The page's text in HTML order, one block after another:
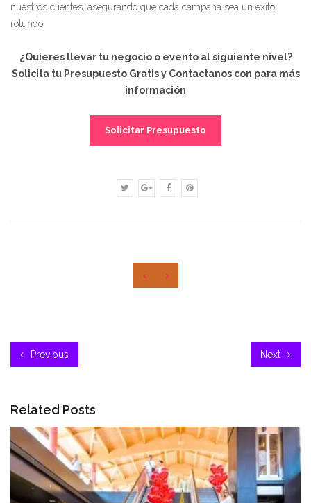
nuestros clientes, asegurando que cada campaña sea un éxito
rotundo.
¿Quieres llevar tu negocio o evento al siguiente nivel?
Solicita tu Presupuesto Gratis y Contactanos con para más
información
Solicitar Presupuesto
‹ ›
Previous Next
Related Posts